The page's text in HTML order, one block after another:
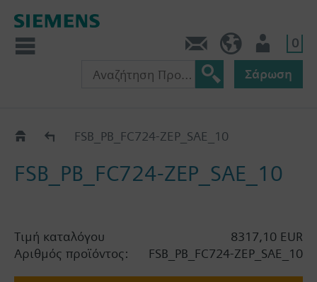
0
Σάρωση
ΚατάλογοςFSB_PB_FC724-ZEP_SAE_10
FSB_PB_FC724-ZEP_SAE_10
Τιμή καταλόγου
8317,10 EUR
Αριθμός προϊόντος:
FSB_PB_FC724-ZEP_SAE_10